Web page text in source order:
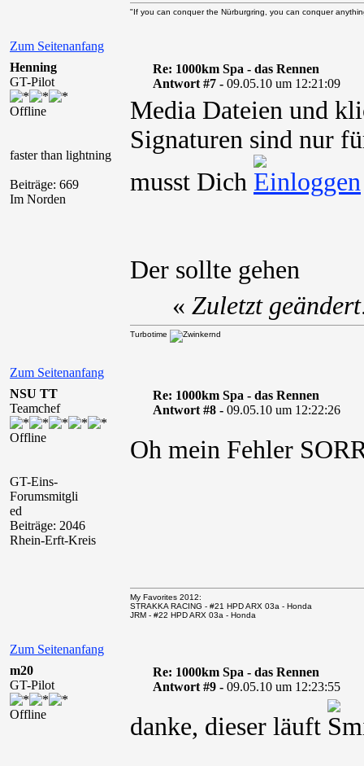
Zum Seitenanfang
"If you can conquer the Nürburgring, you can conquer
Henning
GT-Pilot
Offline
faster than lightning
Beiträge: 669
Im Norden
Re: 1000km Spa - das Rennen
Antwort #7 - 09.05.10 um 12:21:09
Media Dateien und
Signaturen sind nur
musst Dich
Der sollte gehen
Zum Seitenanfang
« Zuletzt
Turbotime
NSU TT
Teamchef
Offline
GT-Eins-
Forumsmitgli
ed
Beiträge: 2046
Rhein-Erft-Kreis
Re: 1000km Spa - das Rennen
Antwort #8 - 09.05.10 um 12:22:26
Oh mein Fehler
Zum Seitenanfang
My Favorites 2012:
STRAKKA RACING - #21 HPD ARX 03a - Honda
JRM - #22 HPD ARX 03a - Honda
m20
GT-Pilot
Offline
Re: 1000km Spa - das Rennen
Antwort #9 - 09.05.10 um 12:23:55
danke, dieser läuft